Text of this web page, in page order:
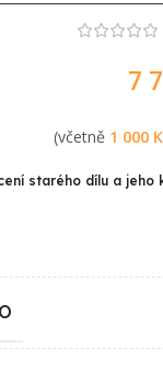
7
(včetně 1 000
starého dílu a